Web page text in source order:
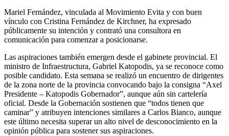
Mariel Fernández, vinculada al Movimiento Evita y con buen
vínculo con Cristina Fernández de Kirchner, ha expresado
públicamente su intención y contrató una consultora en
comunicación para comenzar a posicionarse.
Las aspiraciones también emergen desde el gabinete provincial. El
ministro de Infraestructura, Gabriel Katopodis, ya se reconoce como
posible candidato. Esta semana se realizó un encuentro de dirigentes
de la zona norte de la provincia convocando bajo la consigna “Axel
Presidente – Katopodis Gobernador”, aunque aún sin cartelería
oficial. Desde la Gobernación sostienen que “todos tienen que
caminar” y atribuyen intenciones similares a Carlos Bianco, aunque
este último necesita superar un alto nivel de desconocimiento en la
opinión pública para sostener sus aspiraciones.